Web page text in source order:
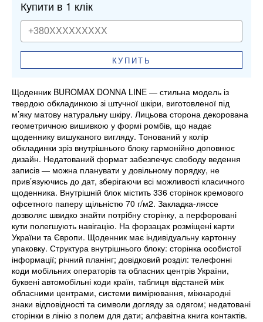
Купити в 1 клік
КУПИТЬ
Щоденник BUROMAX DONNA LINE — стильна модель із
твердою обкладинкою зі штучної шкіри, виготовленої під
м’яку матову натуральну шкіру. Лицьова сторона декорована
геометричною вишивкою у формі ромбів, що надає
щоденнику вишуканого вигляду. Тонований у колір
обкладинки зріз внутрішнього блоку гармонійно доповнює
дизайн. Недатований формат забезпечує свободу ведення
записів — можна планувати у довільному порядку, не
прив’язуючись до дат, зберігаючи всі можливості класичного
щоденника. Внутрішній блок містить 336 сторінок кремового
офсетного паперу щільністю 70 г/м2. Закладка-ляссе
дозволяє швидко знайти потрібну сторінку, а перфоровані
кути полегшують навігацію. На форзацах розміщені карти
України та Європи. Щоденник має індивідуальну картонну
упаковку. Структура внутрішнього блоку: сторінка особистої
інформації; річний планінг; довідковий розділ: телефонні
коди мобільних операторів та обласних центрів України,
буквені автомобільні коди країн, таблиця відстаней між
обласними центрами, системи вимірювання, міжнародні
знаки відповідності та символи догляду за одягом; недатовані
сторінки в лінію з полем для дати; алфавітна книга контактів.